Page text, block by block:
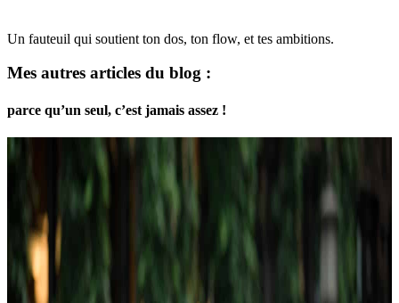
Un fauteuil qui soutient ton dos, ton flow, et tes ambitions.
Mes autres articles du blog :
parce qu’un seul, c’est jamais assez !